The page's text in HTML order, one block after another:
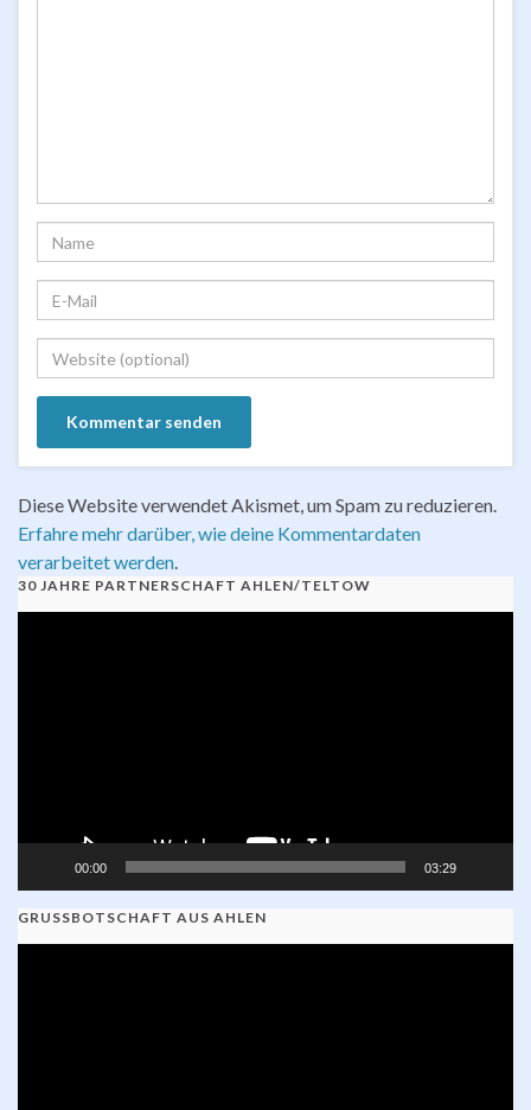
Diese Website verwendet Akismet, um Spam zu reduzieren.
Erfahre mehr darüber, wie deine Kommentardaten
verarbeitet werden.
30 JAHRE PARTNERSCHAFT AHLEN/TELTOW
00:00 03:29
GRUSSBOTSCHAFT AUS AHLEN